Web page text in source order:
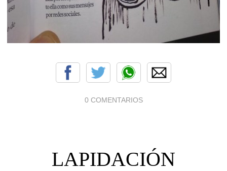
0 COMENTARIOS
LAPIDACIÓN